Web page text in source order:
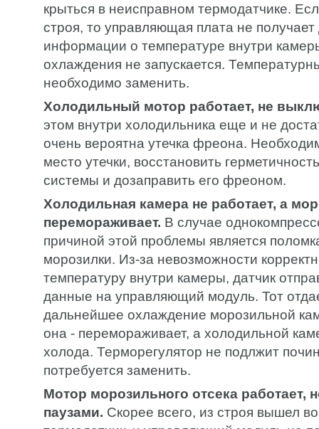
крыться в неисправном термодатчике.
строя, то управляющая плата не
информации о температуре внутри
охлаждения не запускается.
необходимо заменить.
Холодильный мотор работает, не
этом внутри холодильника еще и не
очень вероятна утечка фреона.
место утечки, восстановить
системы и дозаправить его фреоном.
Холодильная камера не работает, а
перемораживает. В случае
причиной этой проблемы является
морозилки. Из-за невозможности
температуру внутри камеры, датчик
данные на управляющий модуль. Тот
дальнейшее охлаждение морозильной
она - перемораживает, а холодильной
холода. Терморегулятор не подлжит
потребуется заменить.
Мотор морозильного отсека работает,
паузами. Скорее всего, из строя вышел